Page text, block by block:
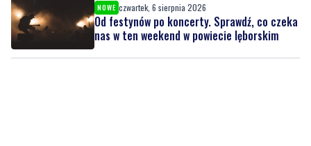
NOWE czwartek, 6 sierpnia 2026
Od festynów po koncerty. Sprawdź, co czeka
nas w ten weekend w powiecie lęborskim